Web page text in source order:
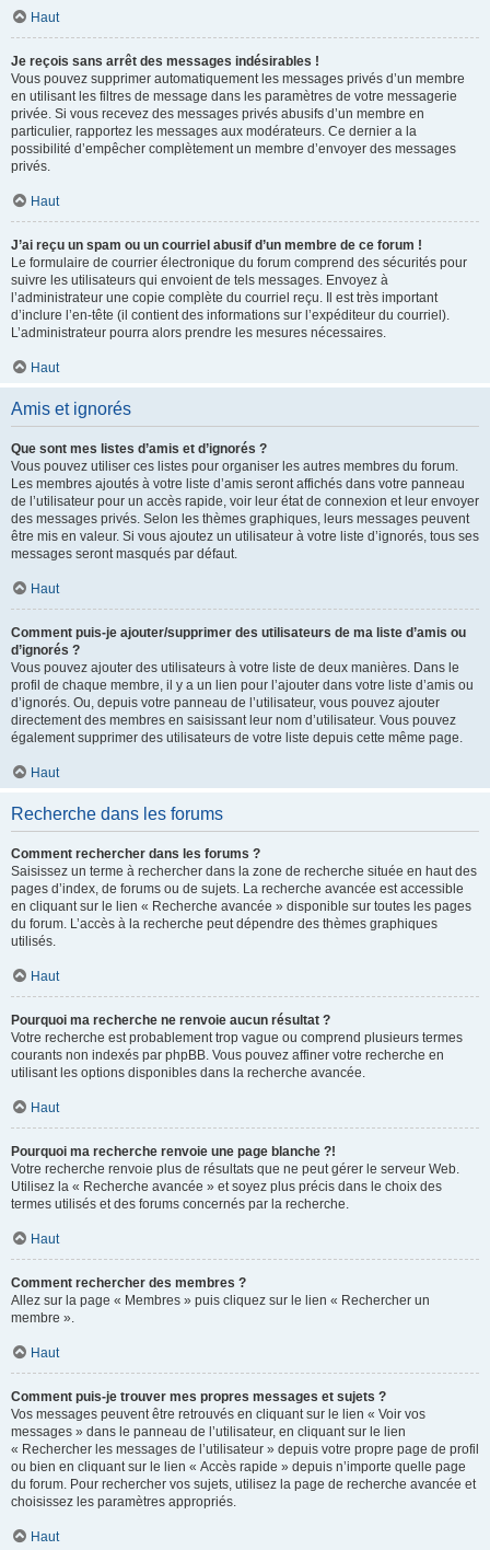
Haut
Je reçois sans arrêt des messages indésirables !
Vous pouvez supprimer automatiquement les messages privés d’un membre
en utilisant les filtres de message dans les paramètres de votre messagerie
privée. Si vous recevez des messages privés abusifs d’un membre en
particulier, rapportez les messages aux modérateurs. Ce dernier a la
possibilité d’empêcher complètement un membre d’envoyer des messages
privés.
Haut
J’ai reçu un spam ou un courriel abusif d’un membre de ce forum !
Le formulaire de courrier électronique du forum comprend des sécurités pour
suivre les utilisateurs qui envoient de tels messages. Envoyez à
l’administrateur une copie complète du courriel reçu. Il est très important
d’inclure l’en-tête (il contient des informations sur l’expéditeur du courriel).
L’administrateur pourra alors prendre les mesures nécessaires.
Haut
Amis et ignorés
Que sont mes listes d’amis et d’ignorés ?
Vous pouvez utiliser ces listes pour organiser les autres membres du forum.
Les membres ajoutés à votre liste d’amis seront affichés dans votre panneau
de l’utilisateur pour un accès rapide, voir leur état de connexion et leur envoyer
des messages privés. Selon les thèmes graphiques, leurs messages peuvent
être mis en valeur. Si vous ajoutez un utilisateur à votre liste d’ignorés, tous ses
messages seront masqués par défaut.
Haut
Comment puis-je ajouter/supprimer des utilisateurs de ma liste d’amis ou
d’ignorés ?
Vous pouvez ajouter des utilisateurs à votre liste de deux manières. Dans le
profil de chaque membre, il y a un lien pour l’ajouter dans votre liste d’amis ou
d’ignorés. Ou, depuis votre panneau de l’utilisateur, vous pouvez ajouter
directement des membres en saisissant leur nom d’utilisateur. Vous pouvez
également supprimer des utilisateurs de votre liste depuis cette même page.
Haut
Recherche dans les forums
Comment rechercher dans les forums ?
Saisissez un terme à rechercher dans la zone de recherche située en haut des
pages d’index, de forums ou de sujets. La recherche avancée est accessible
en cliquant sur le lien « Recherche avancée » disponible sur toutes les pages
du forum. L’accès à la recherche peut dépendre des thèmes graphiques
utilisés.
Haut
Pourquoi ma recherche ne renvoie aucun résultat ?
Votre recherche est probablement trop vague ou comprend plusieurs termes
courants non indexés par phpBB. Vous pouvez affiner votre recherche en
utilisant les options disponibles dans la recherche avancée.
Haut
Pourquoi ma recherche renvoie une page blanche ?!
Votre recherche renvoie plus de résultats que ne peut gérer le serveur Web.
Utilisez la « Recherche avancée » et soyez plus précis dans le choix des
termes utilisés et des forums concernés par la recherche.
Haut
Comment rechercher des membres ?
Allez sur la page « Membres » puis cliquez sur le lien « Rechercher un
membre ».
Haut
Comment puis-je trouver mes propres messages et sujets ?
Vos messages peuvent être retrouvés en cliquant sur le lien « Voir vos
messages » dans le panneau de l’utilisateur, en cliquant sur le lien
« Rechercher les messages de l’utilisateur » depuis votre propre page de profil
ou bien en cliquant sur le lien « Accès rapide » depuis n’importe quelle page
du forum. Pour rechercher vos sujets, utilisez la page de recherche avancée et
choisissez les paramètres appropriés.
Haut